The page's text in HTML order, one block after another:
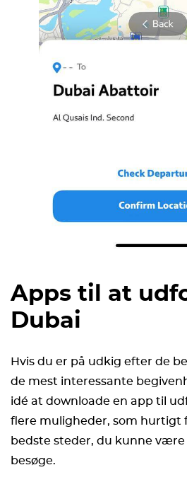
Apps til at
Dubai
Hvis du er på udkig efter de
de mest interessante
idé at downloade en app til
flere muligheder, som
bedste steder, du kunne
besøge.